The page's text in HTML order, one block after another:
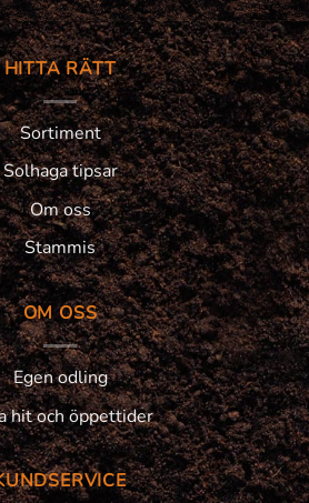
HITTA RÄTT
Sortiment
Solhaga tipsar
Om oss
Stammis
OM OSS
Egen odling
hit och öppettider